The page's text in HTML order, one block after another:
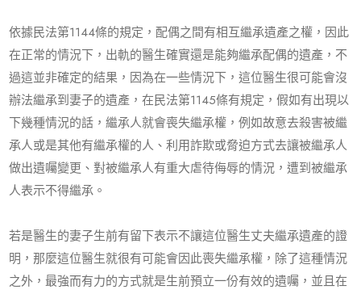
依據民法第1144條的規定，配偶之間有相互繼承遺產之權，因此
在正常的情況下，出軌的醫生確實還是能夠繼承配偶的遺產，不
過這並非確定的結果，因為在一些情況下，這位醫生很可能會沒
辦法繼承到妻子的遺產，在民法第1145條有規定，假如有出現以
下幾種情況的話，繼承人就會喪失繼承權，例如故意去殺害被繼
承人或是其他有繼承權的人、利用詐欺或脅迫方式去讓被繼承人
做出遺囑變更、對被繼承人有重大虐待侮辱的情況，遭到被繼承
人表示不得繼承。
若是醫生的妻子生前有留下表示不讓這位醫生丈夫繼承遺產的證
明，那麼這位醫生就很有可能會因此喪失繼承權，除了這種情況
之外，最強而有力的方式就是生前預立一份有效的遺囑，並且在